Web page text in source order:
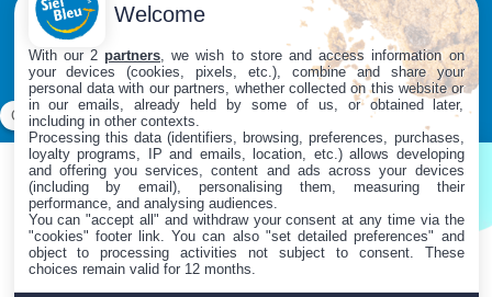
Siga-nos em
Contacte-nos
Mapa do site
Informação legal
Welcome
With our 2 partners , we wish to store and access information on
your devices (cookies, pixels, etc.), combine and share your
personal data with our partners, whether collected on this website or
in our emails, already held by some of us, or obtained later,
including in other contexts.
Processing this data (identifiers, browsing, preferences, purchases,
loyalty programs, IP and emails, location, etc.) allows developing
and offering you services, content and ads across your devices
(including by email), personalising them, measuring their
performance, and analysing audiences.
You can "accept all" and withdraw your consent at any time via the
"cookies" footer link . You can also "set detailed preferences" and
object to processing activities not subject to consent. These
choices remain valid for 12 months.